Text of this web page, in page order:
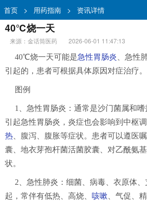
首页 > 用药指南 > 资讯详情
40℃烧一天
来源：金话筒医药
2026-06-01 11:47:13
40℃烧一天可能是急性胃肠炎 、急性
引起的，患者可根据具体原因对症治疗
图例
1、急性胃肠炎：通常是沙门菌属和
引起急性胃肠炎，炎症也会影响到中枢
热 、腹泻、腹胀等症状。患者可以遵医
囊、地衣芽孢杆菌活菌胶囊、对乙酰氨
状。
2、急性肺炎：细菌、病毒、衣原体、
起，常伴有低热、高烧、 咳嗽 、气促、